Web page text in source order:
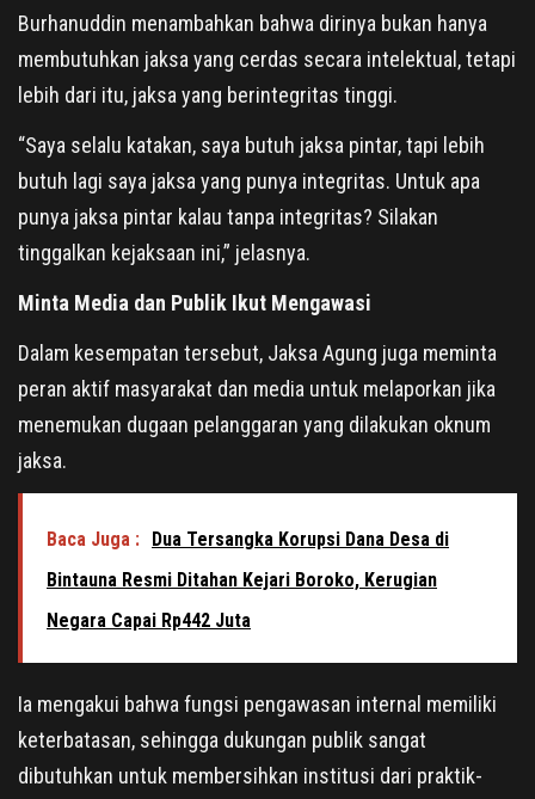
Burhanuddin menambahkan bahwa dirinya bukan hanya
membutuhkan jaksa yang cerdas secara intelektual, tetapi
lebih dari itu, jaksa yang berintegritas tinggi.
“Saya selalu katakan, saya butuh jaksa pintar, tapi lebih
butuh lagi saya jaksa yang punya integritas. Untuk apa
punya jaksa pintar kalau tanpa integritas? Silakan
tinggalkan kejaksaan ini,” jelasnya.
Minta Media dan Publik Ikut Mengawasi
Dalam kesempatan tersebut, Jaksa Agung juga meminta
peran aktif masyarakat dan media untuk melaporkan jika
menemukan dugaan pelanggaran yang dilakukan oknum
jaksa.
Baca Juga : Dua Tersangka Korupsi Dana Desa di
Bintauna Resmi Ditahan Kejari Boroko, Kerugian
Negara Capai Rp442 Juta
Ia mengakui bahwa fungsi pengawasan internal memiliki
keterbatasan, sehingga dukungan publik sangat
dibutuhkan untuk membersihkan institusi dari praktik-